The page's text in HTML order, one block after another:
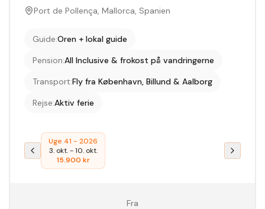
Port de Pollença, Mallorca, Spanien
Guide:Oren + lokal guide
Pension:All Inclusive & frokost på vandringerne
Transport:Fly fra København, Billund & Aalborg
Rejse:Aktiv ferie
Uge 41 - 2026
3. okt.-10. okt.
15.900 kr
Fra